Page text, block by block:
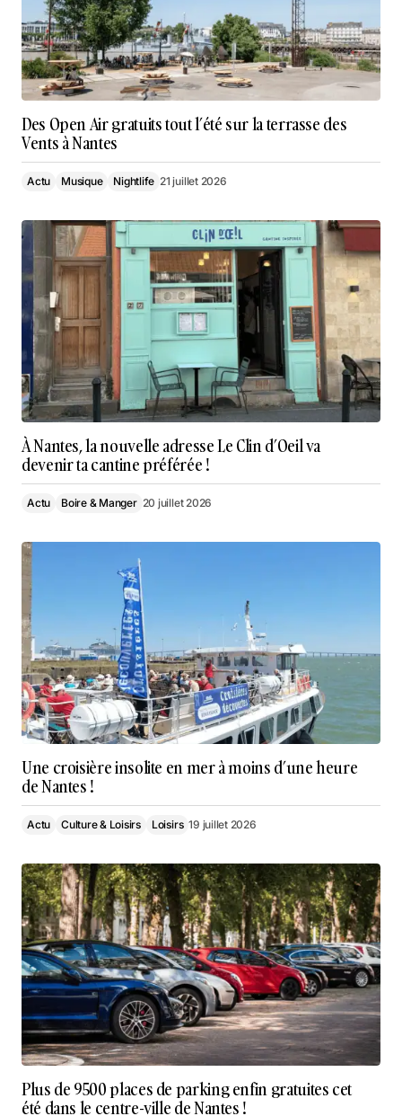
Des Open Air gratuits tout l’été sur la terrasse des
Vents à Nantes
Actu Musique Nightlife 21 juillet 2026
À Nantes, la nouvelle adresse Le Clin d’Oeil va
devenir ta cantine préférée !
Actu Boire & Manger 20 juillet 2026
Une croisière insolite en mer à moins d’une heure
de Nantes !
Actu Culture & Loisirs Loisirs 19 juillet 2026
Plus de 9500 places de parking enfin gratuites cet
été dans le centre-ville de Nantes !